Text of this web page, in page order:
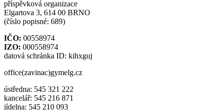
příspěvková organizace
Elgartova 3, 614 00 BRNO
(číslo popisné: 689)
IČO: 00558974
IZO: 000558974
datová schránka ID: kihxguj
office(zavinac)gymelg.cz
ústředna: 545 321 222
kancelář: 545 216 871
jídelna: 545 210 093